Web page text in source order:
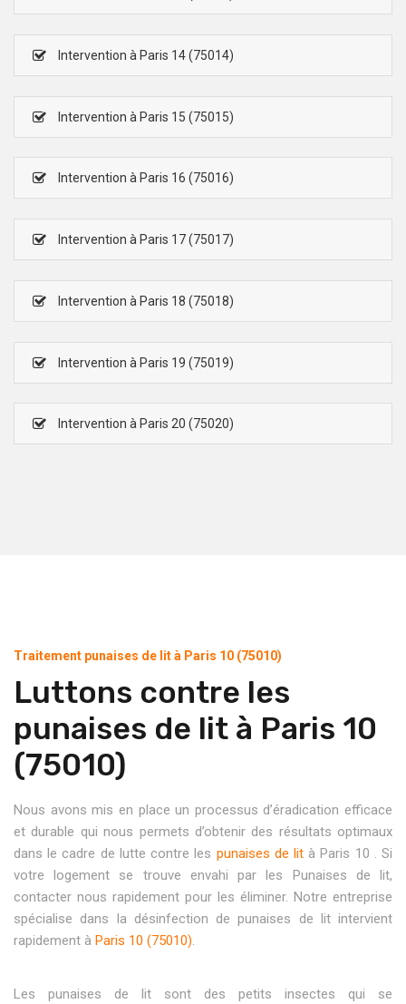
Intervention à Paris 14 (75014)
Intervention à Paris 15 (75015)
Intervention à Paris 16 (75016)
Intervention à Paris 17 (75017)
Intervention à Paris 18 (75018)
Intervention à Paris 19 (75019)
Intervention à Paris 20 (75020)
Traitement punaises de lit à Paris 10 (75010)
Luttons contre les
punaises de lit à Paris 10
(75010)
Nous avons mis en place un processus d’éradication efficace
et durable qui nous permets d’obtenir des résultats optimaux
dans le cadre de lutte contre les punaises de lità Paris 10 . Si
votre logement se trouve envahi par les Punaises de lit,
contacter nous rapidement pour les éliminer. Notre entreprise
spécialise dans la désinfection de punaises de lit intervient
rapidement à Paris 10 (75010).
Les punaises de lit sont des petits insectes qui se